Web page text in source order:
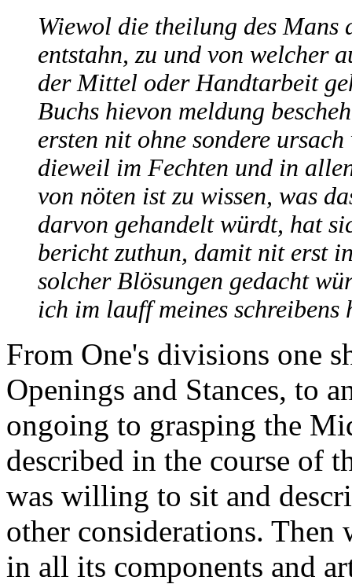
Wiewol die theilung des Mans
entstahn, zu und von welcher
der Mittel oder Handtarbeit
Buchs hievon meldung
ersten nit ohne sondere
dieweil im Fechten und in
von nöten ist zu wissen, was
darvon gehandelt würdt, hat
bericht zuthun, damit nit erst
solcher Blösungen gedacht
ich im lauff meines schreibens
From One's divisions one
Openings and Stances, to
ongoing to grasping the
described in the course of
was willing to sit and
other considerations. Then
in all its components and